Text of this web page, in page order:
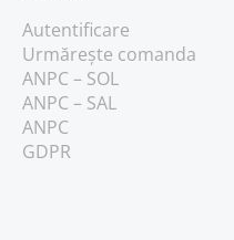
Autentificare
Urmărește comanda
ANPC – SOL
ANPC – SAL
ANPC
GDPR